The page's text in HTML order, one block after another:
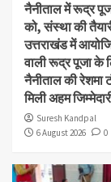
नैनीताल में रूद्र
को, संस्था की
उत्तराखंड में
वाली रूद्र पूजा के
नैनीताल की रेशमा
मिली अहम
Suresh Kandpal
6 August 2026
0